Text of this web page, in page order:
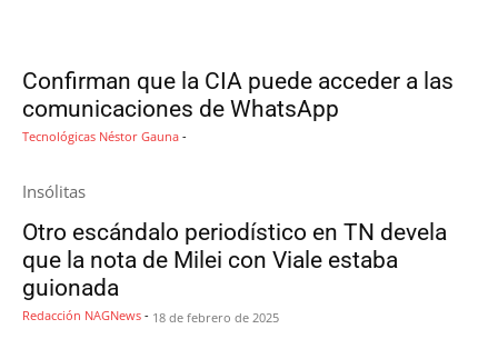
Confirman que la CIA puede acceder a las
comunicaciones de WhatsApp
Tecnológicas Néstor Gauna -
Insólitas
Otro escándalo periodístico en TN devela
que la nota de Milei con Viale estaba
guionada
Redacción NAGNews - 18 de febrero de 2025